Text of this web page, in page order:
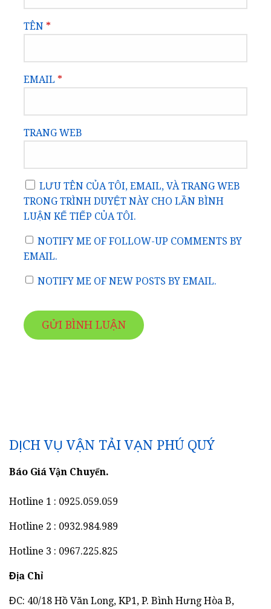
TÊN *
EMAIL *
TRANG WEB
LƯU TÊN CỦA TÔI, EMAIL, VÀ TRANG WEB
TRONG TRÌNH DUYỆT NÀY CHO LẦN BÌNH
LUẬN KẾ TIẾP CỦA TÔI.
NOTIFY ME OF FOLLOW-UP COMMENTS BY
EMAIL.
NOTIFY ME OF NEW POSTS BY EMAIL.
DỊCH VỤ VẬN TẢI VẠN PHÚ QUÝ
Báo Giá Vận Chuyển.
Hotline 1 : 0925.059.059
Hotline 2 : 0932.984.989
Hotline 3 : 0967.225.825
Địa Chỉ
ĐC: 40/18 Hồ Văn Long, KP1, P. Bình Hưng Hòa B,